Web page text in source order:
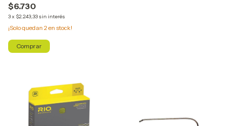
$6.730
3x $2.243,33 sin interés
¡Solo quedan 2 en stock!
Comprar